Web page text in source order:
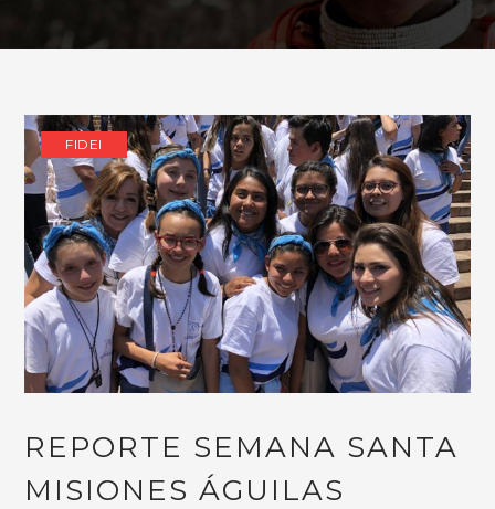
FIDEI
REPORTE SEMANA SANTA
MISIONES ÁGUILAS